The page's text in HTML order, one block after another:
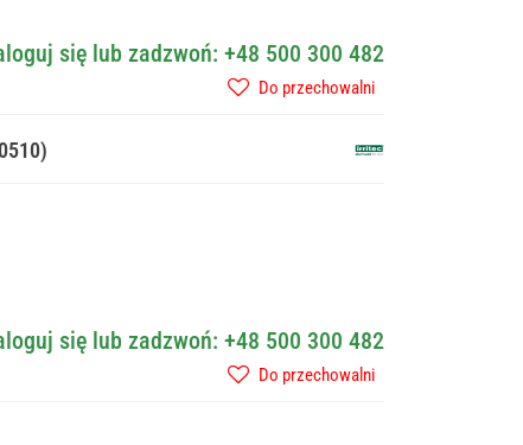
się lub zadzwoń: +48 500 300 482
Do przechowalni
się lub zadzwoń: +48 500 300 482
Do przechowalni